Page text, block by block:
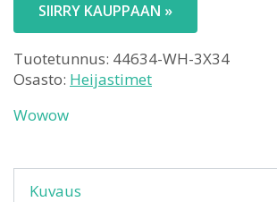
SIIRRY KAUPPAAN »
Tuotetunnus: 44634-WH-3X34
Osasto: Heijastimet
Wowow
Kuvaus